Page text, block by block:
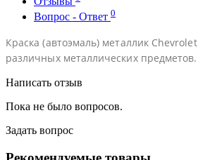
Вопрос - Ответ 0
Краска (автоэмаль) металлик
различных металлических предметов.
Написать отзыв
Пока не было вопросов.
Задать вопрос